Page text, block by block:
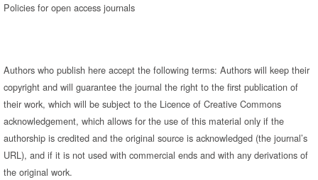
Policies for open access journals
Authors who publish here accept the following terms: Authors will keep their
copyright and will guarantee the journal the right to the first publication of
their work, which will be subject to the Licence of Creative Commons
acknowledgement, which allows for the use of this material only if the
authorship is credited and the original source is acknowledged (the journal’s
URL), and if it is not used with commercial ends and with any derivations of
the original work.